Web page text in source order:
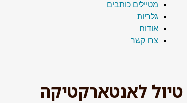
מטיילים כותבים
גלריות
אודות
צרו קשר
טיול לאנטארקטיקה